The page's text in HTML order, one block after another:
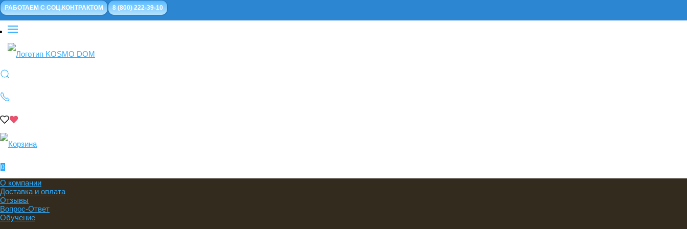
РАБОТАЕМ С СОЦ.КОНТРАКТОМ 8 (800) 222-39-10
0
О компании
Доставка и оплата
Отзывы
Вопрос-Ответ
Обучение